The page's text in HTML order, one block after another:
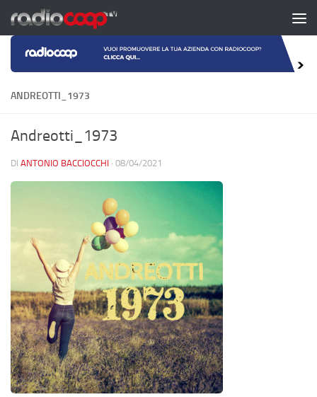
Salta al contenuto
ANDREOTTI_1973
Andreotti_1973
DI ANTONIO BACCIOCCHI · 08/04/2021